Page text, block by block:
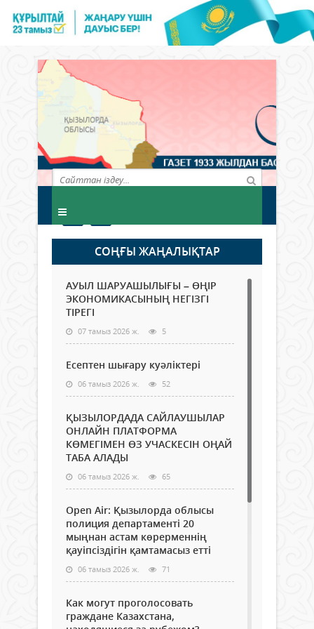
СОҢҒЫ ЖАҢАЛЫҚТАР
АУЫЛ ШАРУАШЫЛЫҒЫ – ӨҢІР
ЭКОНОМИКАСЫНЫҢ НЕГІЗГІ
ТІРЕГІ
07 тамыз 2026 ж. 5
Есептен шығару куәліктері
06 тамыз 2026 ж. 52
ҚЫЗЫЛОРДАДА САЙЛАУШЫЛАР
ОНЛАЙН ПЛАТФОРМА
КӨМЕГІМЕН ӨЗ УЧАСКЕСІН ОҢАЙ
ТАБА АЛАДЫ
06 тамыз 2026 ж. 65
Open Air: Қызылорда облысы
полиция департаменті 20
мыңнан астам көрерменнің
қауіпсіздігін қамтамасыз етті
06 тамыз 2026 ж. 71
Как могут проголосовать
граждане Казахстана,